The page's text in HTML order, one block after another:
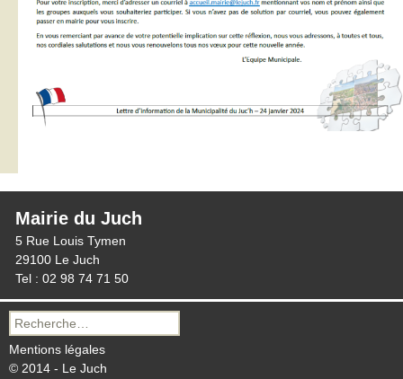
Mairie du Juch
5 Rue Louis Tymen
29100 Le Juch
Tel : 02 98 74 71 50
Recherche
pour :
Mentions légales
© 2014 - Le Juch